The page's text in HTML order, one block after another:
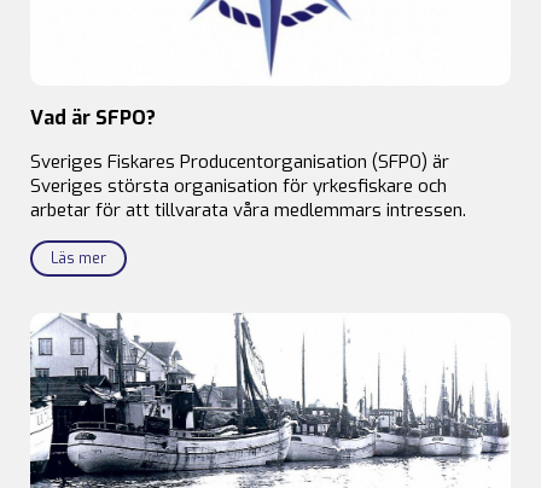
Vad är SFPO?
Sveriges Fiskares Producentorganisation (SFPO) är
Sveriges största organisation för yrkesfiskare och
arbetar för att tillvarata våra medlemmars intressen.
Läs mer